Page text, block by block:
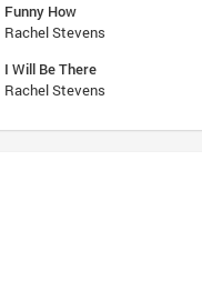
Funny How
Rachel Stevens
I Will Be There
Rachel Stevens